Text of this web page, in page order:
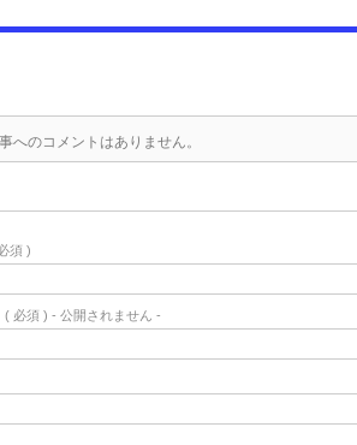
へのコメントはありません。
須 )
( 必須 ) - 公開されません -